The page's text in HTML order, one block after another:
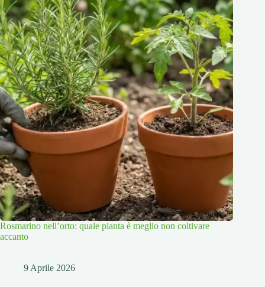
Rosmarino nell’orto: quale pianta è meglio non coltivare
accanto
9 Aprile 2026